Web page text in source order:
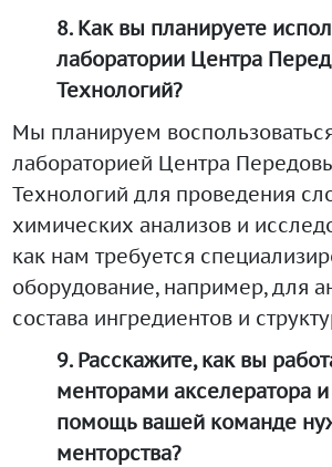
8. Как вы планируете
лаборатории Центра
Технологий?
Мы планируем
лабораторией Центра
Технологий для проведения
химических анализов и
как нам требуется
оборудование, например, для
состава ингредиентов и
9. Расскажите, как вы
менторами акселератора и
помощь вашей команде
менторства?